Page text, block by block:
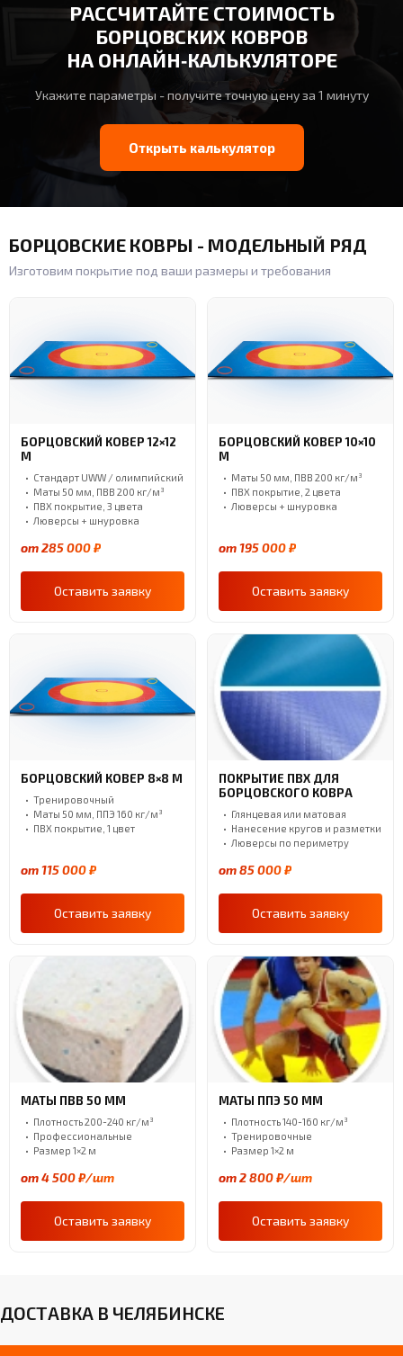
РАССЧИТАЙТЕ СТОИМОСТЬ
БОРЦОВСКИХ КОВРОВ
НА ОНЛАЙН‑КАЛЬКУЛЯТОРЕ
Укажите параметры - получите точную цену за 1 минуту
Открыть калькулятор
БОРЦОВСКИЕ КОВРЫ - МОДЕЛЬНЫЙ РЯД
Изготовим покрытие под ваши размеры и требования
БОРЦОВСКИЙ КОВЕР 12×12
М
Стандарт UWW / олимпийский
Маты 50 мм, ПВВ 200 кг/м³
ПВХ покрытие, 3 цвета
Люверсы + шнуровка
от 285 000 ₽
Оставить заявку
БОРЦОВСКИЙ КОВЕР 10×10
М
Маты 50 мм, ПВВ 200 кг/м³
ПВХ покрытие, 2 цвета
Люверсы + шнуровка
от 195 000 ₽
Оставить заявку
БОРЦОВСКИЙ КОВЕР 8×8 М
Тренировочный
Маты 50 мм, ППЭ 160 кг/м³
ПВХ покрытие, 1 цвет
от 115 000 ₽
Оставить заявку
ПОКРЫТИЕ ПВХ ДЛЯ
БОРЦОВСКОГО КОВРА
Глянцевая или матовая
Нанесение кругов и разметки
Люверсы по периметру
от 85 000 ₽
Оставить заявку
МАТЫ ПВВ 50 ММ
Плотность 200-240 кг/м³
Профессиональные
Размер 1×2 м
от 4 500 ₽/шт
Оставить заявку
МАТЫ ППЭ 50 ММ
Плотность 140-160 кг/м³
Тренировочные
Размер 1×2 м
от 2 800 ₽/шт
Оставить заявку
ДОСТАВКА В ЧЕЛЯБИНСКЕ